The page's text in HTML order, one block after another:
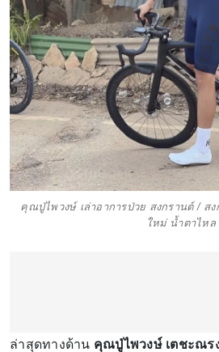
คุณปู่ไพวงษ์ เล่าอาการป่วย สงกรานต์ / ส
ใหม่ น้ำตาไหล
ล่าสุดทางด้าน คุณปู่ไพวงษ์ เตชะณร